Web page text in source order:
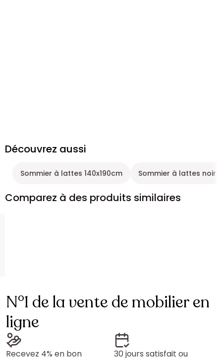
Découvrez aussi
Sommier à lattes 140x190cm Sommier à lattes noir
Comparez à des produits similaires
N°1 de la vente de mobilier en
ligne
Recevez 4% en bon 30 jours satisfait ou